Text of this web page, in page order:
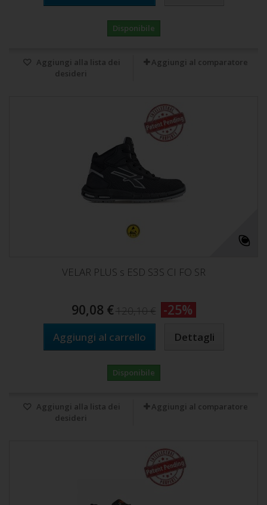
Disponibile
Aggiungi alla lista dei
desideri
Aggiungi al comparatore
VELAR PLUS s ESD S3S CI FO SR
90,08 €120,10 € -25%
Aggiungi al carrello Dettagli
Disponibile
Aggiungi alla lista dei
desideri
Aggiungi al comparatore